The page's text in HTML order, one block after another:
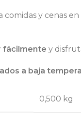
y cenas en
fácilmente y
a baja
0,500 kg